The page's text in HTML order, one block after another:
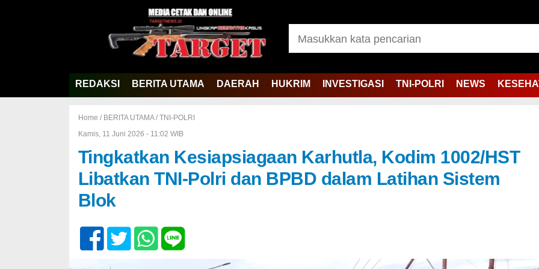
REDAKSI BERITA UTAMA DAERAH HUKRIM INVESTIGASI TNI-POLRI NEWS
Home / BERITA UTAMA/ TNI-POLRI
Kamis, 11 Juni 2026 - 11:02 WIB
Tingkatkan Kesiapsiagaan Karhutla, Kodim 1002/HST
Libatkan TNI-Polri dan BPBD dalam Latihan Sistem
Blok